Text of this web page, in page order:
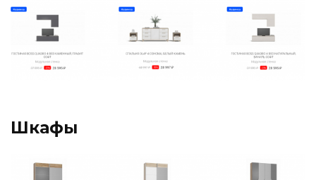
Шкафы